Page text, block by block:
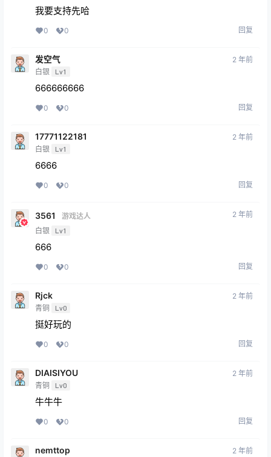
我要支持先哈
0 0 回复
发空气
白银 Lv1
2 年前
666666666
0 0 回复
17771122181
白银 Lv1
2 年前
6666
0 0 回复
3561
游戏达人
白银
Lv1
2 年前
666
0 0 回复
Rjck
青铜 Lv0
2 年前
挺好玩的
0 0 回复
DIAISIYOU
青铜 Lv0
2 年前
牛牛牛
0 0 回复
nemttop 2 年前